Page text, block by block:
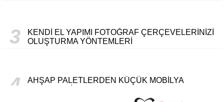
3
KENDI EL YAPIMI FOTOĞRAF ÇERÇEVELERINIZI
OLUŞTURMA YÖNTEMLERI
4
AHŞAP PALETLERDEN KÜÇÜK MOBILYA